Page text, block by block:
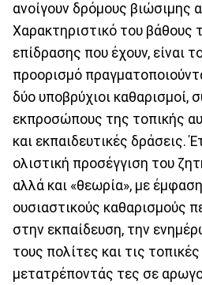
ανοίγουν δρόμους βιώσιμης
Χαρακτηριστικό του βάθους
επίδρασης που έχουν, είναι
προορισμό
δύο υποβρύχιοι καθαρισμοί,
εκπροσώπους της τοπικής
και εκπαιδευτικές δράσεις.
ολιστική προσέγγιση του
αλλά και «θεωρία», με
ουσιαστικούς καθαρισμούς
στην εκπαίδευση, την
τους πολίτες και τις
μετατρέποντάς τες σε